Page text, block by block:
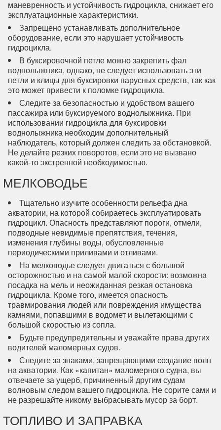
маневренность и устойчивость гидроцикла, снижает его
эксплуатационные характеристики.
Запрещено устанавливать дополнительное
оборудование, если это нарушает устойчивость
гидроцикла.
В буксировочной петле можно закрепить фал
воднолыжника, однако, не следует использовать эти
петли и клицы для буксировки парусных средств, так как
это может привести к поломке гидроцикла.
Следите за безопасностью и удобством вашего
пассажира или буксируемого воднолыжника. При
использовании гидроцикла для буксировки
воднолыжника необходим дополнительный
наблюдатель, который должен следить за обстановкой.
Не делайте резких поворотов, если это не вызвано
какой-то экстренной необходимостью.
МЕЛКОВОДЬЕ
Тщательно изучите особенности рельефа дна
акватории, на которой собираетесь эксплуатировать
гидроцикл. Опасность представляют пороги, отмели,
подводные невидимые препятствия, течения,
изменения глубины воды, обусловленные
периодическими приливами и отливами.
На мелководье следует двигаться с большой
осторожностью и на самой малой скорости: возможна
посадка на мель и неожиданная резкая остановка
гидроцикла. Кроме того, имеется опасность
травмирования людей или повреждения имущества
камнями, попавшими в водомет и вылетающими с
большой скоростью из сопла.
Будьте предупредительны и уважайте права других
водителей маломерных судов.
Следите за знаками, запрещающими создание волн
на акватории. Как «капитан» маломерного судна, вы
отвечаете за ущерб, причиненный другим судам
волновым следом вашего гидроцикла. Не сорите сами и
не разрешайте никому выбрасывать мусор за борт.
ТОПЛИВО И ЗАПРАВКА